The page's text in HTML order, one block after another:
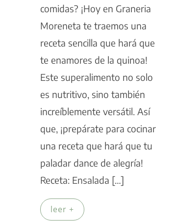
comidas? ¡Hoy en Graneria
Moreneta te traemos una
receta sencilla que hará que
te enamores de la quinoa!
Este superalimento no solo
es nutritivo, sino también
increíblemente versátil. Así
que, ¡prepárate para cocinar
una receta que hará que tu
paladar dance de alegría!
Receta: Ensalada […]
leer +